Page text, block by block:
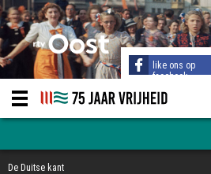
like ons op
facebook
De Duitse kant